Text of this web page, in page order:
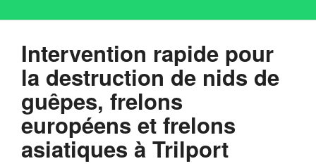
Intervention rapide pour
la destruction de nids de
guêpes, frelons
européens et frelons
asiatiques à Trilport